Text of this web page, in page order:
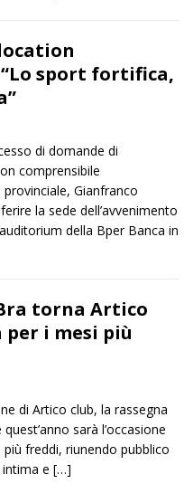
ad Alba, Galeasso lascia:
italiano: la bella storia di
sport fortifica,
di domande di
comprensibile
Gianfranco
la sede dell’avvenimento
della Bper Banca in
torna Artico
per i mesi più
di Artico club, la rassegna
sarà l’occasione
freddi, riunendo pubblico
e […]